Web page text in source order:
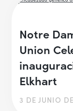
Notre
Union
Elkhart
3 DE JUNIO